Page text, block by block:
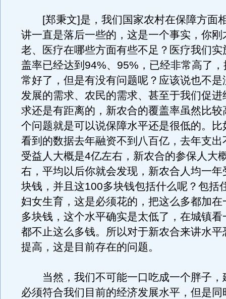
[郑秉文]是，我们国家农村在保障方面
讲一直是落后一些的，这是一个事实，你刚
老、医疗在哪些方面有些不足？医疗我们实
盖率已经达到94%、95%，已经非常高了
常好了，但是有没有问题呢？应该说也不是
发展的需求、农民的需求、甚至于我们促进
求还是有距离的，新农合的覆盖率虽然比较
个问题就是可以说保障水平还是很低的。比
看到的数据去年融资不到八百亿，去年支出
受益人大概是4亿左右，新农合的参保人大
右，平均以后你就会发现，新农合人均一
块钱，并且这100多块钱包括什么呢？包括
妇女生育，这是必须花的，把这么多都加
多块钱，这个水平确实是太低了，在城镇看
都不止这么多钱。所以对于新农合来讲水平
提高，这是目前存在的问题。
当然，我们不可能一口吃成一个胖子，
必须符合我们目前的经济发展水平，但是同